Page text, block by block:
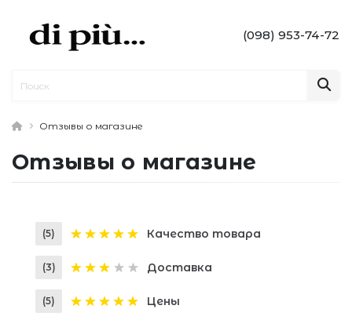
(098) 953-74-72
Отзывы о магазине
Отзывы о магазине
Качество товара
(5)
Доставка
(3)
Цены
(5)